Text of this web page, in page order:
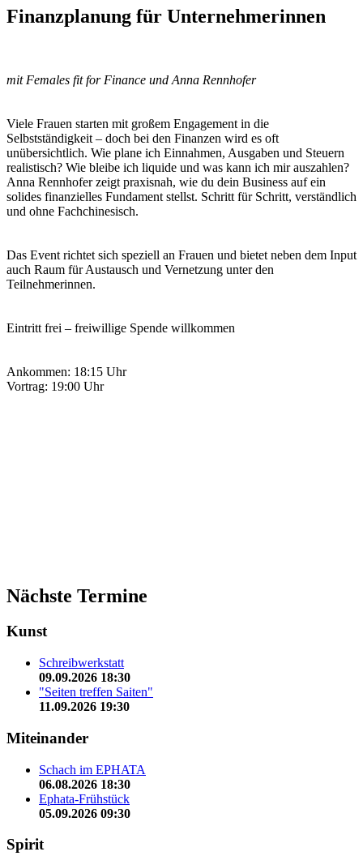
Finanzplanung für Unternehmerinnen
mit Females fit for Finance und Anna Rennhofer
Viele Frauen starten mit großem Engagement in die
Selbstständigkeit – doch bei den Finanzen wird es oft
unübersichtlich. Wie plane ich Einnahmen, Ausgaben und Steuern
realistisch? Wie bleibe ich liquide und was kann ich mir auszahlen?
Anna Rennhofer zeigt praxisnah, wie du dein Business auf ein
solides finanzielles Fundament stellst. Schritt für Schritt, verständlich
und ohne Fachchinesisch.
Das Event richtet sich speziell an Frauen und bietet neben dem Input
auch Raum für Austausch und Vernetzung unter den
Teilnehmerinnen.
Eintritt frei – freiwillige Spende willkommen
Ankommen: 18:15 Uhr
Vortrag: 19:00 Uhr
Nächste Termine
Kunst
Schreibwerkstatt
09.09.2026 18:30
"Seiten treffen Saiten"
11.09.2026 19:30
Miteinander
Schach im EPHATA
06.08.2026 18:30
Ephata-Frühstück
05.09.2026 09:30
Spirit